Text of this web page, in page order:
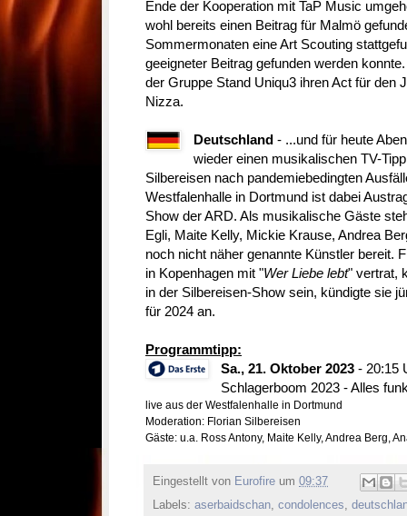
Ende der Kooperation mit TaP Music
wohl bereits einen Beitrag für Malmö
Sommermonaten eine Art Scouting
geeigneter Beitrag gefunden werden
der Gruppe Stand Uniqu3 ihren Act für den
Nizza.
Deutschland- ...und für heute
wieder einen musikalischen TV-
Silbereisen nach pandemiebedingten
Westfalenhalle in Dortmund ist dabei
Show der ARD. Als musikalische Gäste
Egli, Maite Kelly, Mickie Krause, Andrea
noch nicht näher genannte Künstler bereit.
in Kopenhagen mit "Wer Liebe lebt" vertrat,
in der Silbereisen-Show sein, kündigte sie
für 2024 an.
Programmtipp:
Sa., 21. Oktober 2023 - 20:15
Schlagerboom 2023 - Alles
live aus der Westfalenhalle in Dortmund
Moderation: Florian Silbereisen
Gäste: u.a. Ross Antony, Maite Kelly, Andrea Berg,
Eingestellt von Eurofire um 09:37
Labels: aserbaidschan, condolences,